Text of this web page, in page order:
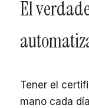
El
Tener el
mano cada